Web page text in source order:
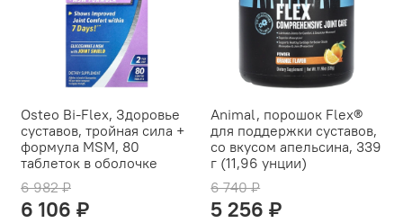
Osteo Bi-Flex, Здоровье
суставов, тройная сила +
формула MSM, 80
таблеток в оболочке
6 982 ₽
6 106 ₽
Animal, порошок Flex®
для поддержки суставов,
со вкусом апельсина, 339
г (11,96 унции)
6 740 ₽
5 256 ₽